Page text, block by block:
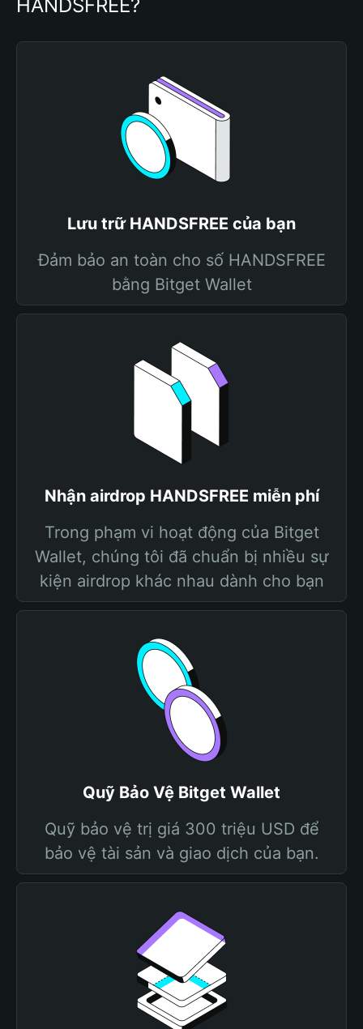
HANDSFREE?
Lưu trữ HANDSFREE của bạn
Đảm bảo an toàn cho số HANDSFREE
bằng Bitget Wallet
Nhận airdrop HANDSFREE miễn phí
Trong phạm vi hoạt động của Bitget
Wallet, chúng tôi đã chuẩn bị nhiều sự
kiện airdrop khác nhau dành cho bạn
Quỹ Bảo Vệ Bitget Wallet
Quỹ bảo vệ trị giá 300 triệu USD để
bảo vệ tài sản và giao dịch của bạn.